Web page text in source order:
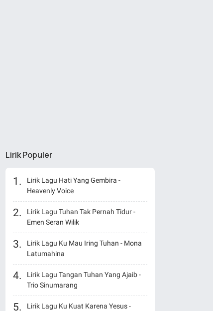
Lirik Populer
Lirik Lagu Hati Yang Gembira -
Heavenly Voice
Lirik Lagu Tuhan Tak Pernah Tidur -
Emen Seran Wilik
Lirik Lagu Ku Mau Iring Tuhan - Mona
Latumahina
Lirik Lagu Tangan Tuhan Yang Ajaib -
Trio Sinumarang
Lirik Lagu Ku Kuat Karena Yesus -